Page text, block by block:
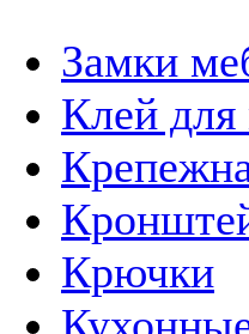
Замки
Клей для
Крючки